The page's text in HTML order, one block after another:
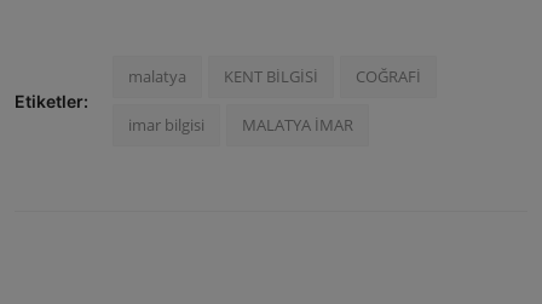
Etiketler:
malatya KENT BİLGİSİ COĞRAFİ
imar bilgisi MALATYA İMAR